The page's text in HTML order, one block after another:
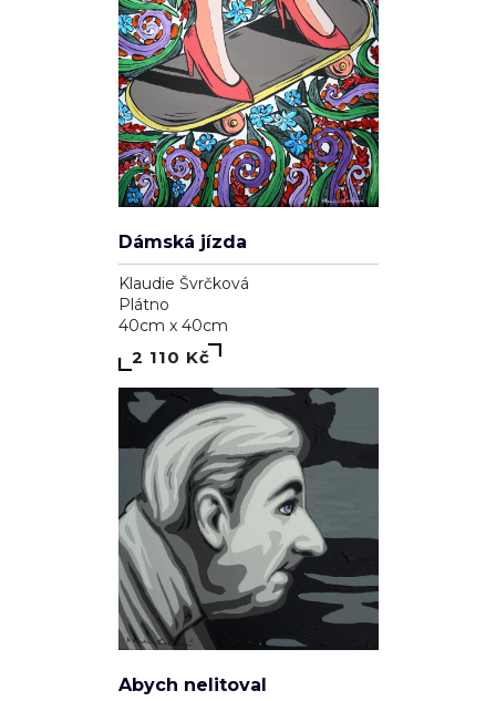
Dámská jízda
Klaudie Švrčková
Plátno
40cm x 40cm
2 110 Kč
Abych nelitoval